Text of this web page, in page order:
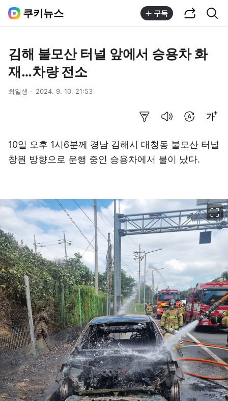
쿠키뉴스 구독
김해 불모산 터널 앞에서 승용차 화
재…차량 전소
최일생 2024. 9. 10. 21:53
10일 오후 1시6분께 경남 김해시 대청동 불모산 터널
창원 방향으로 운행 중인 승용차에서 불이 났다.